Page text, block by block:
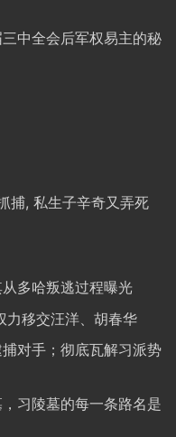
中全会后军权易主的秘
捕, 私生子辛奇又弄死
多哈叛逃过程曝光
力移交汪洋、胡春华
对手；彻底瓦解习派势
习陵墓的每一条路名是